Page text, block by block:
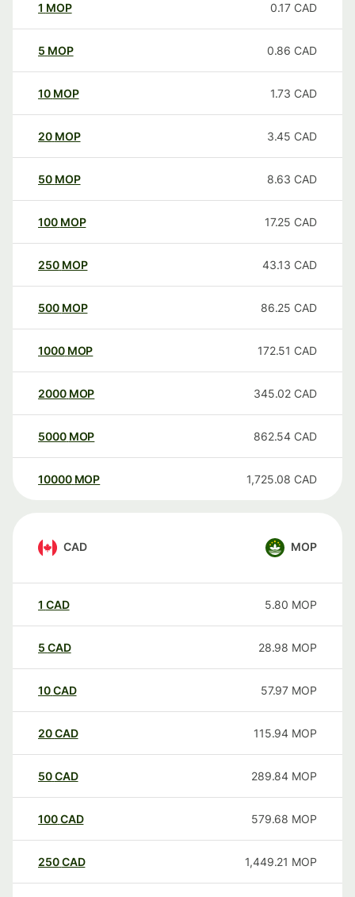
1 MOP 0.17 CAD
5 MOP 0.86 CAD
10 MOP 1.73 CAD
20 MOP 3.45 CAD
50 MOP 8.63 CAD
100 MOP 17.25 CAD
250 MOP 43.13 CAD
500 MOP 86.25 CAD
1000 MOP 172.51 CAD
2000 MOP 345.02 CAD
5000 MOP 862.54 CAD
10000 MOP 1,725.08 CAD
CAD MOP
1 CAD 5.80 MOP
5 CAD 28.98 MOP
10CAD 57.97 MOP
20CAD 115.94 MOP
50CAD 289.84 MOP
100CAD 579.68 MOP
250CAD 1,449.21 MOP